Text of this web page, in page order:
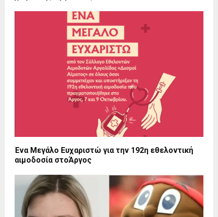
Ένα Μεγάλο Ευχαριστώ για την 192η εθελοντική
αιμοδοσία στοΆργος